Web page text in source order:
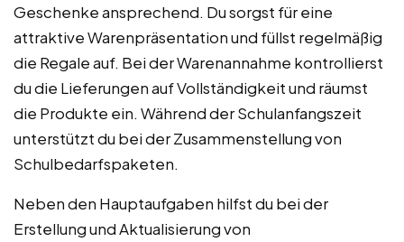
Geschenke ansprechend. Du sorgst für eine
attraktive Warenpräsentation und füllst regelmäßig
die Regale auf. Bei der Warenannahme kontrollierst
du die Lieferungen auf Vollständigkeit und räumst
die Produkte ein. Während der Schulanfangszeit
unterstützt du bei der Zusammenstellung von
Schulbedarfspaketen.
Neben den Hauptaufgaben hilfst du bei der
Erstellung und Aktualisierung von